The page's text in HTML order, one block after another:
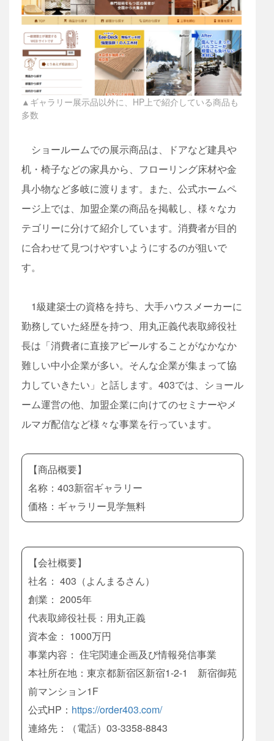
▲ギャラリー展示品以外に、HP上で紹介している商品も
多数
ショールームでの展示商品は、ドアなど建具や
机・椅子などの家具から、フローリング床材や金
具小物など多岐に渡ります。また、公式ホームペ
ージ上では、加盟企業の商品を掲載し、様々なカ
テゴリーに分けて紹介しています。消費者が目的
に合わせて見つけやすいようにするのが狙いで
す。
1級建築士の資格を持ち、大手ハウスメーカーに
勤務していた経歴を持つ、用丸正義代表取締役社
長は「消費者に直接アピールすることがなかなか
難しい中小企業が多い。そんな企業が集まって協
力していきたい」と話します。403では、ショール
ーム運営の他、加盟企業に向けてのセミナーやメ
ルマガ配信など様々な事業を行っています。
【商品概要】
名称：403新宿ギャラリー
価格：ギャラリー見学無料
【会社概要】
社名： 403（よんまるさん）
創業： 2005年
代表取締役社長：用丸正義
資本金： 1000万円
事業内容： 住宅関連企画及び情報発信事業
本社所在地：東京都新宿区新宿1-2-1 新宿御苑
前マンション1F
公式HP： https://order403.com/
連絡先：（電話）03-3358-8843